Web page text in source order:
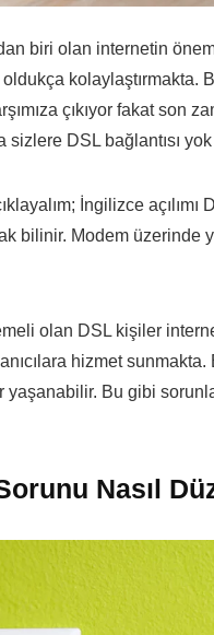
biri olan internetin
oldukça
çıkıyor fakat son
sizlere DSL bağlantısı
İngilizce
bilinir. Modem üzerinde
olan DSL kişiler
hizmet
yaşanabilir. Bu gibi
Nasıl